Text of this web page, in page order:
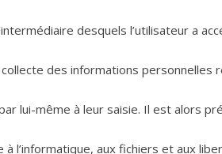
desquels l’utilisateur a
collecte des informations personnelles
lui-même à leur saisie. Il est alors
l’informatique, aux fichiers et aux